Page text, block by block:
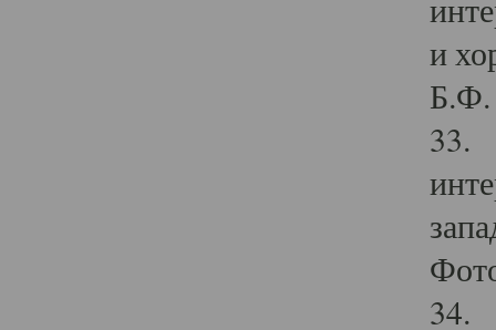
и
Б.Ф.
33.
34.